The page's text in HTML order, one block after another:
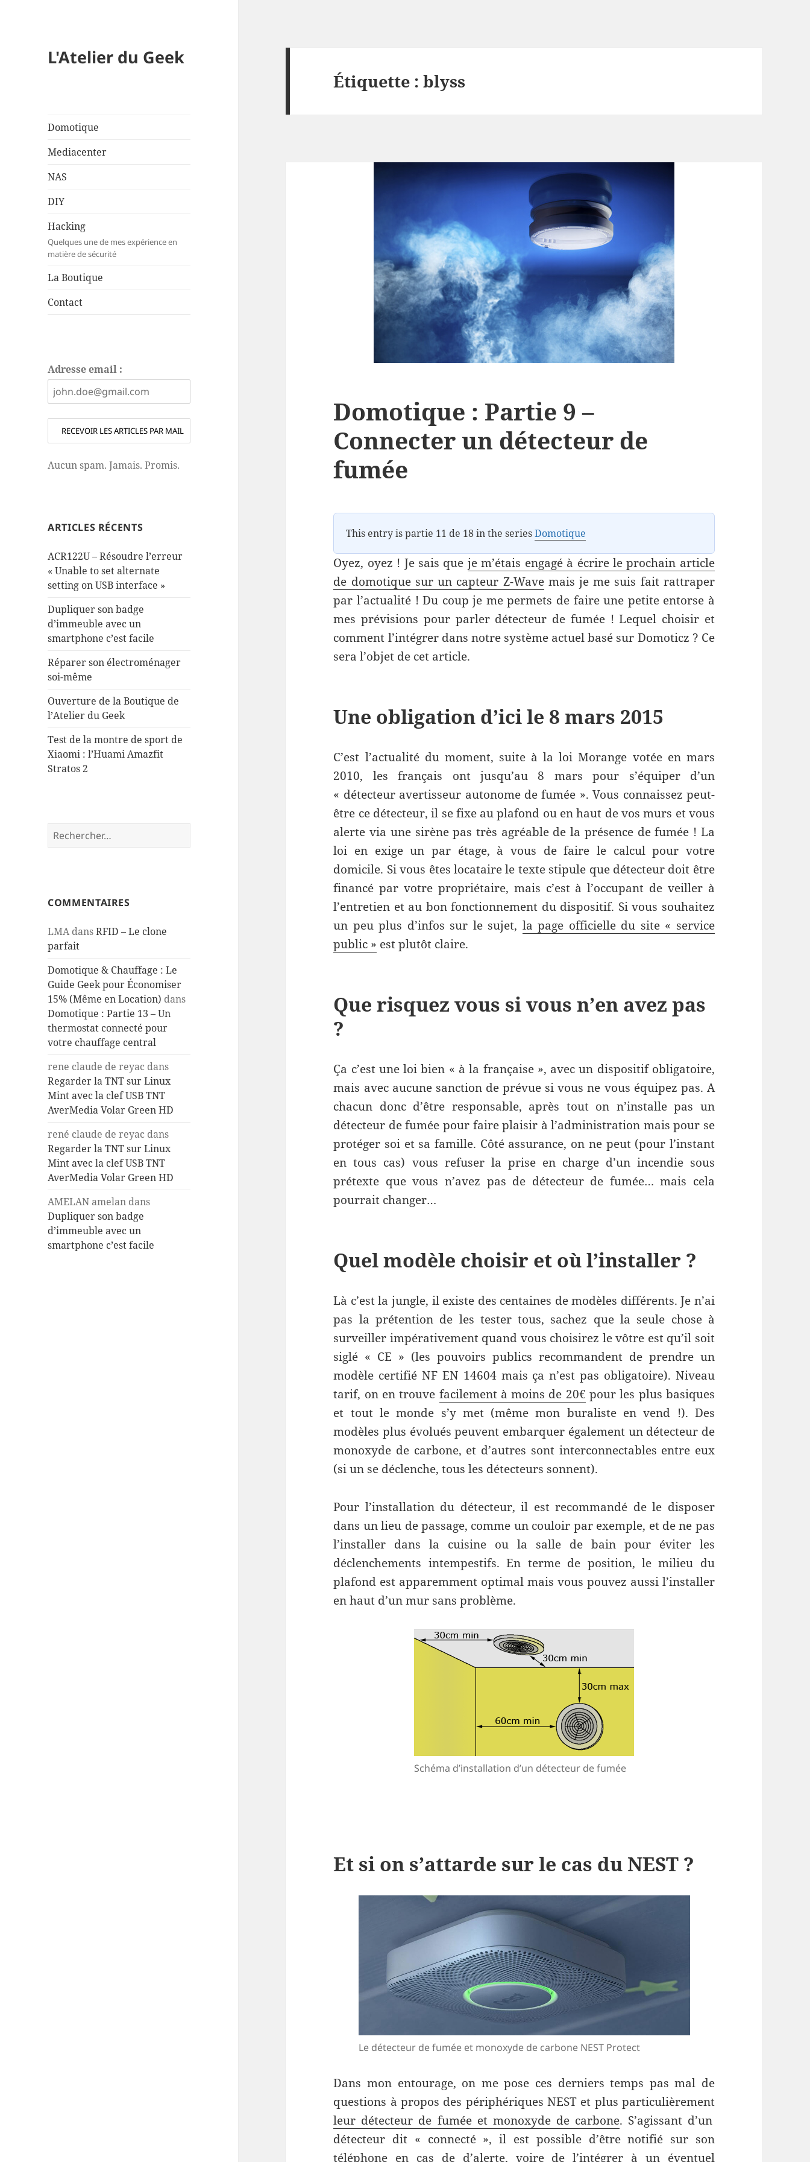
L'Atelier du Geek
Domotique
Mediacenter
NAS
DIY
Hacking
Quelques une de mes expérience en
matière de sécurité
La Boutique
Contact
Adresse email :
Aucun spam. Jamais. Promis.
ARTICLES RÉCENTS
ACR122U – Résoudre l’erreur
« Unable to set alternate
setting on USB interface »
Dupliquer son badge
d’immeuble avec un
smartphone c’est facile
Réparer son électroménager
soi-même
Ouverture de la Boutique de
l’Atelier du Geek
Test de la montre de sport de
Xiaomi : l’Huami Amazfit
Stratos 2
Rechercher :
COMMENTAIRES
LMAdansRFID – Le clone
parfait
Domotique & Chauffage : Le
Guide Geek pour Économiser
15% (Même en Location) dans
Domotique : Partie 13 – Un
thermostat connecté pour
votre chauffage central
rene claude de reyac dans
Regarder la TNT sur Linux
Mint avec la clef USB TNT
AverMedia Volar Green HD
rené claude de reyac dans
Regarder la TNT sur Linux
Mint avec la clef USB TNT
AverMedia Volar Green HD
AMELAN amelan dans
Dupliquer son badge
d’immeuble avec un
smartphone c’est facile
Étiquette :blyss
Domotique : Partie 9 –
Connecter un détecteur de
fumée
This entry is partie 11 de 18 in the seriesDomotique
Oyez, oyez ! Je sais que je m’étais engagé à écrire le prochain article
de domotique sur un capteur Z-Wavemais je me suis fait rattraper
par l’actualité ! Du coup je me permets de faire une petite entorse à
mes prévisions pour parler détecteur de fumée ! Lequel choisir et
comment l’intégrer dans notre système actuel basé sur Domoticz ? Ce
sera l’objet de cet article.
Une obligation d’ici le 8 mars 2015
C’est l’actualité du moment, suite à la loi Morange votée en mars
2010, les français ont jusqu’au 8 mars pour s’équiper d’un
« détecteur avertisseur autonome de fumée ». Vous connaissez peut-
être ce détecteur, il se fixe au plafond ou en haut de vos murs et vous
alerte via une sirène pas très agréable de la présence de fumée ! La
loi en exige un par étage, à vous de faire le calcul pour votre
domicile. Si vous êtes locataire le texte stipule que détecteur doit être
financé par votre propriétaire, mais c’est à l’occupant de veiller à
l’entretien et au bon fonctionnement du dispositif. Si vous souhaitez
un peu plus d’infos sur le sujet, la page officielle du site « service
public » est plutôt claire.
Que risquez vous si vous n’en avez pas
?
Ça c’est une loi bien « à la française », avec un dispositif obligatoire,
mais avec aucune sanction de prévue si vous ne vous équipez pas. A
chacun donc d’être responsable, après tout on n’installe pas un
détecteur de fumée pour faire plaisir à l’administration mais pour se
protéger soi et sa famille. Côté assurance, on ne peut (pour l’instant
en tous cas) vous refuser la prise en charge d’un incendie sous
prétexte que vous n’avez pas de détecteur de fumée… mais cela
pourrait changer…
Quel modèle choisir et où l’installer ?
Là c’est la jungle, il existe des centaines de modèles différents. Je n’ai
pas la prétention de les tester tous, sachez que la seule chose à
surveiller impérativement quand vous choisirez le vôtre est qu’il soit
siglé « CE » (les pouvoirs publics recommandent de prendre un
modèle certifié NF EN 14604 mais ça n’est pas obligatoire). Niveau
tarif, on en trouve facilement à moins de 20€ pour les plus basiques
et tout le monde s’y met (même mon buraliste en vend !). Des
modèles plus évolués peuvent embarquer également un détecteur de
monoxyde de carbone, et d’autres sont interconnectables entre eux
(si un se déclenche, tous les détecteurs sonnent).
Pour l’installation du détecteur, il est recommandé de le disposer
dans un lieu de passage, comme un couloir par exemple, et de ne pas
l’installer dans la cuisine ou la salle de bain pour éviter les
déclenchements intempestifs. En terme de position, le milieu du
plafond est apparemment optimal mais vous pouvez aussi l’installer
en haut d’un mur sans problème.
Schéma d’installation d’un détecteur de fumée
Et si on s’attarde sur le cas du NEST ?
Le détecteur de fumée et monoxyde de carbone NEST Protect
Dans mon entourage, on me pose ces derniers temps pas mal de
questions à propos des périphériques NEST et plus particulièrement
leur détecteur de fumée et monoxyde de carbone. S’agissant d’un
détecteur dit « connecté », il est possible d’être notifié sur son
téléphone en cas de d’alerte, voire de l’intégrer à un éventuel